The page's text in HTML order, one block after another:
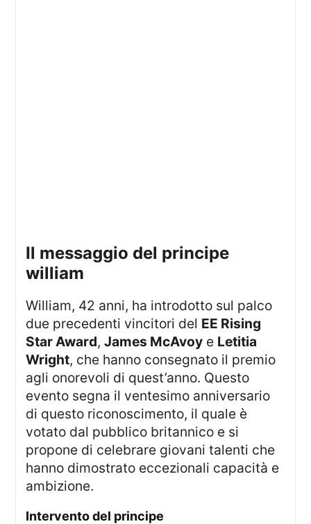
il messaggio del principe
william
William, 42 anni, ha introdotto sul palco
due precedenti vincitori del EE Rising
Star Award,James McAvoy e Letitia
Wright, che hanno consegnato il premio
agli onorevoli di quest’anno. Questo
evento segna il ventesimo anniversario
di questo riconoscimento, il quale è
votato dal pubblico britannico e si
propone di celebrare giovani talenti che
hanno dimostrato eccezionali capacità e
ambizione.
intervento del principe